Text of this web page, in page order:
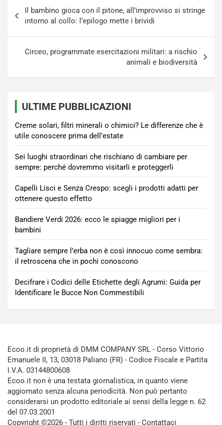
articoli
Il bambino gioca con il pitone, all’improvviso si stringe
intorno al collo: l’epilogo mette i brividi
Circeo, programmate esercitazioni militari: a rischio
animali e biodiversità
ULTIME PUBBLICAZIONI
Creme solari, filtri minerali o chimici? Le differenze che è
utile conoscere prima dell’estate
Sei luoghi straordinari che rischiano di cambiare per
sempre: perché dovremmo visitarli e proteggerli
Capelli Lisci e Senza Crespo: scegli i prodotti adatti per
ottenere questo effetto
Bandiere Verdi 2026: ecco le spiagge migliori per i
bambini
Tagliare sempre l’erba non è così innocuo come sembra:
il retroscena che in pochi conoscono
Decifrare i Codici delle Etichette degli Agrumi: Guida per
Identificare le Bucce Non Commestibili
Ecoo.it di proprietà di DMM COMPANY SRL - Corso Vittorio
Emanuele II, 13, 03018 Paliano (FR) - Codice Fiscale e Partita
I.V.A. 03144800608
Ecoo.it non è una testata giornalistica, in quanto viene
aggiornato senza alcuna periodicità. Non può pertanto
considerarsi un prodotto editoriale ai sensi della legge n. 62
del 07.03.2001
Copyright ©2026 - Tutti i diritti riservati - Contattaci